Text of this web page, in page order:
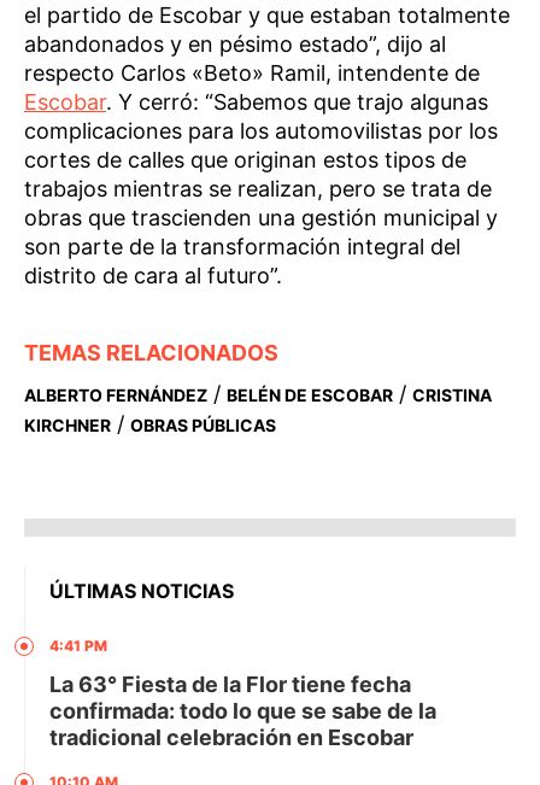
el partido de Escobar y que estaban totalmente
abandonados y en pésimo estado”, dijo al
respecto Carlos «Beto» Ramil, intendente de
Escobar. Y cerró: “Sabemos que trajo algunas
complicaciones para los automovilistas por los
cortes de calles que originan estos tipos de
trabajos mientras se realizan, pero se trata de
obras que trascienden una gestión municipal y
son parte de la transformación integral del
distrito de cara al futuro”.
TEMAS RELACIONADOS
ALBERTO FERNÁNDEZ / BELÉN DE ESCOBAR / CRISTINA
KIRCHNER / OBRAS PÚBLICAS
ÚLTIMAS NOTICIAS
4:41 PM
La 63° Fiesta de la Flor tiene fecha
confirmada: todo lo que se sabe de la
tradicional celebración en Escobar